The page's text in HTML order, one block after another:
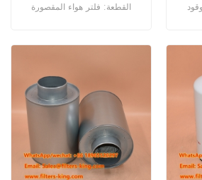
القطعة: فلتر هواء المقصورة